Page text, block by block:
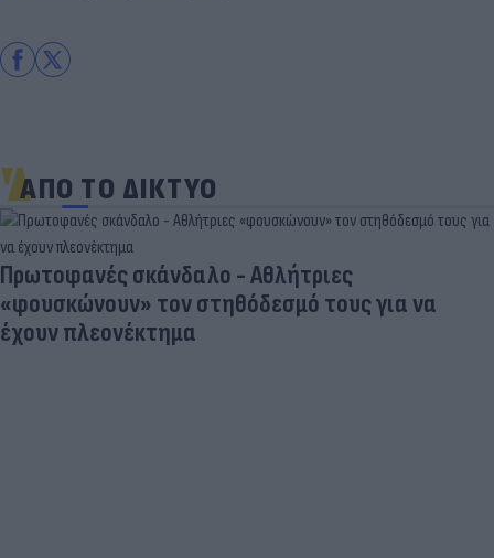
ΑΠΟ ΤΟ ΔΙΚΤΥΟ
Πρωτοφανές σκάνδαλο - Aθλήτριες
«φουσκώνουν» τον στηθόδεσμό τους για να
έχουν πλεονέκτημα